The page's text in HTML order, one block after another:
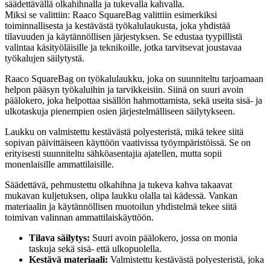
säädettävällä olkahihnalla ja tukevalla kahvalla.
Miksi se valittiin: Raaco SquareBag valittiin esimerkiksi
toiminnallisesta ja kestävästä työkalulaukusta, joka yhdistää
tilavuuden ja käytännöllisen järjestyksen. Se edustaa tyypillistä
valintaa käsityöläisille ja teknikoille, jotka tarvitsevat joustavaa
työkalujen säilytystä.
Raaco SquareBag on työkalulaukku, joka on suunniteltu tarjoamaan
helpon pääsyn työkaluihin ja tarvikkeisiin. Siinä on suuri avoin
päälokero, joka helpottaa sisällön hahmottamista, sekä useita sisä- ja
ulkotaskuja pienempien osien järjestelmälliseen säilytykseen.
Laukku on valmistettu kestävästä polyesteristä, mikä tekee siitä
sopivan päivittäiseen käyttöön vaativissa työympäristöissä. Se on
erityisesti suunniteltu sähköasentajia ajatellen, mutta sopii
monenlaisille ammattilaisille.
Säädettävä, pehmustettu olkahihna ja tukeva kahva takaavat
mukavan kuljetuksen, olipa laukku olalla tai kädessä. Vankan
materiaalin ja käytännöllisen muotoilun yhdistelmä tekee siitä
toimivan valinnan ammattilaiskäyttöön.
Tilava säilytys: Suuri avoin päälokero, jossa on monia
taskuja sekä sisä- että ulkopuolella.
Kestävä materiaali: Valmistettu kestävästä polyesteristä, joka